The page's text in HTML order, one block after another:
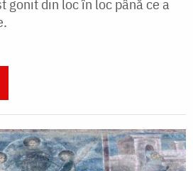
gonit din loc în loc până ce a